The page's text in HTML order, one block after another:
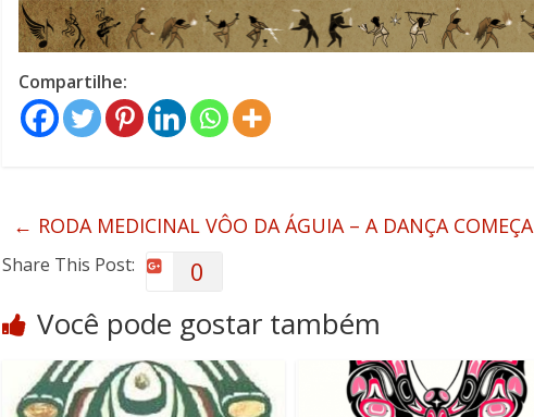
Compartilhe:
← RODA MEDICINAL VÔO DA ÁGUIA – A DANÇA COMEÇA
Share This Post: 0
Você pode gostar também